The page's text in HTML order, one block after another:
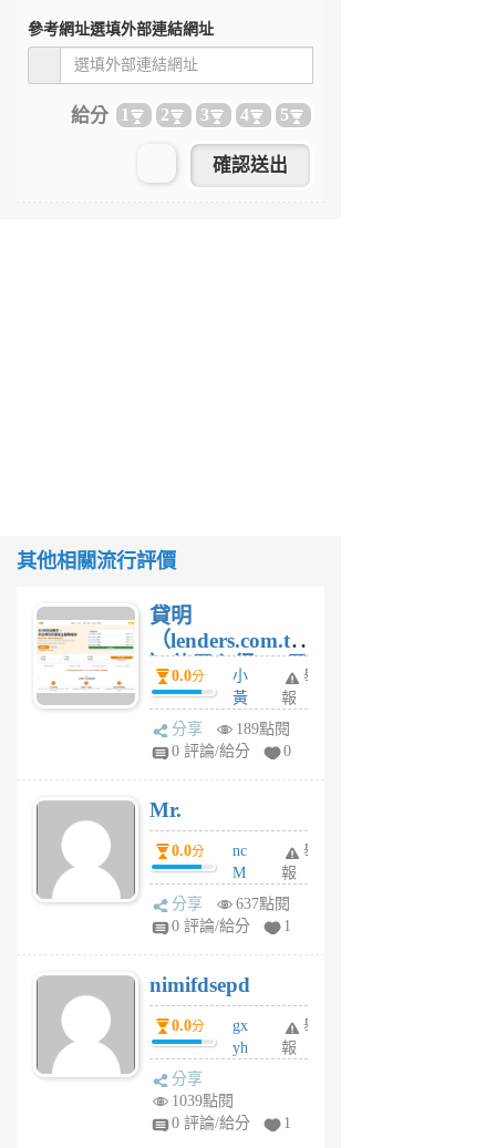
參考網址選填外部連結網址
給分 1 2 3 4 5
其他相關流行評價
貸明
（lenders.com.tw
）使用心得 — 民
間貸款比較平台
體驗
0.0分
小
黃
蜂
4
舉
報
分享
189點閱
0 評論/給分
0
Mr.
0.0分
nc
M
U
F
U
5
個
月
舉
報
分享
637點閱
0 評論/給分
1
nimifdsepd
0.0分
gx
yh
jl
舉
報
分享
1039點閱
0 評論/給分
1